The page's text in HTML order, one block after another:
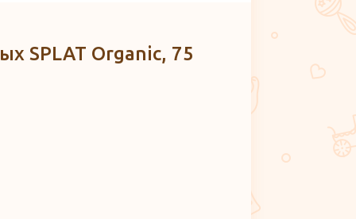
SPLAT Organic, 75